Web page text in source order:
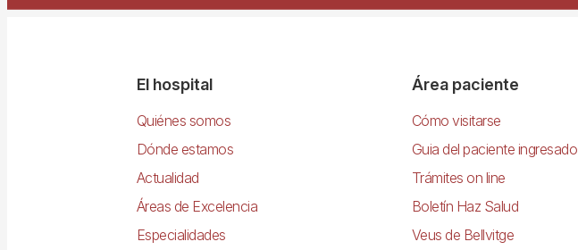
NavegacióEl hospital
Quiénes somos
Dónde estamos
Actualidad
Áreas de Excelencia
Especialidades
Área paciente
Cómo visitarse
Guia del paciente ingresado
Trámites on line
Boletín Haz Salud
Veus de Bellvitge